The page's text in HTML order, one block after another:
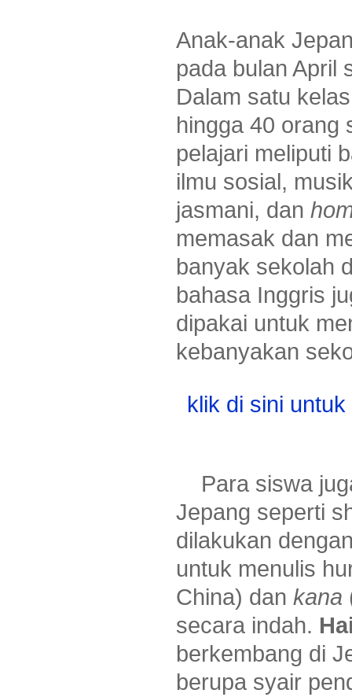
Anak-anak
pada bulan April
Dalam satu
hingga 40 orang
pelajari meliputi
ilmu sosial,
jasmani, dan
memasak dan
banyak sekolah
bahasa Inggris
dipakai untuk
kebanyakan
klik di sini
Para siswa
Jepang seperti
dilakukan
untuk menulis
China) dan kana
secara indah.
berkembang di
berupa syair